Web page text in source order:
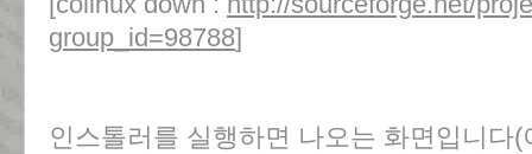
group_id=98788]
인스톨러를 실행하면 나오는 화면입니다